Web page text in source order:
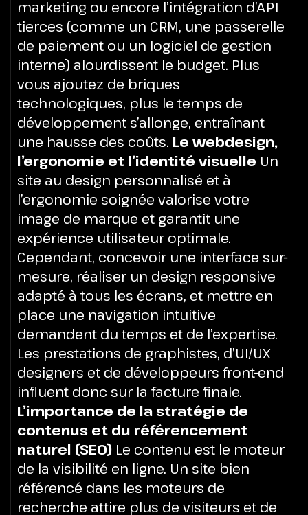
marketing ou encore l’intégration d’API
tierces (comme un CRM, une passerelle
de paiement ou un logiciel de gestion
interne) alourdissent le budget. Plus
vous ajoutez de briques
technologiques, plus le temps de
développement s’allonge, entraînant
une hausse des coûts. Le webdesign,
l’ergonomie et l’identité visuelle Un
site au design personnalisé et à
l’ergonomie soignée valorise votre
image de marque et garantit une
expérience utilisateur optimale.
Cependant, concevoir une interface sur-
mesure, réaliser un design responsive
adapté à tous les écrans, et mettre en
place une navigation intuitive
demandent du temps et de l’expertise.
Les prestations de graphistes, d’UI/UX
designers et de développeurs front-end
influent donc sur la facture finale.
L’importance de la stratégie de
contenus et du référencement
naturel (SEO) Le contenu est le moteur
de la visibilité en ligne. Un site bien
référencé dans les moteurs de
recherche attire plus de visiteurs et de